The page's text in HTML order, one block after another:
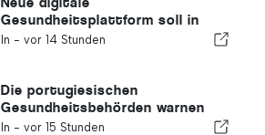
Gesundheitsplattform soll in
Portugal eingeführt werden
In - vor 14 Stunden
Die portugiesischen
Gesundheitsbehörden warnen
vor den Gefahren des Ertrinkens
In - vor 15 Stunden